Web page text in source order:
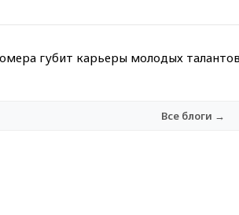
губит карьеры молодых талантов
Все блоги →